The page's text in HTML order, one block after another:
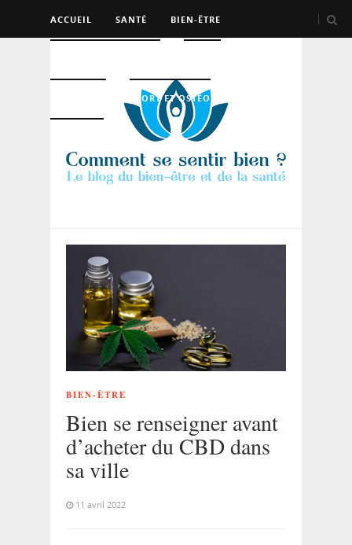
ACCUEIL SANTÉ BIEN-ÊTRE
SPORT ET OSTÉO
BIEN-ÊTRE
Bien se renseigner avant
d’acheter du CBD dans
sa ville
11 avril 2022